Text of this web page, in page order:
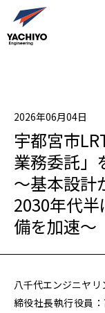
2026年06月04日
宇都宮市
業務委託」
〜基本設計
2030年代
備を加速〜
八千代エンジニヤ
締役社長執行役員